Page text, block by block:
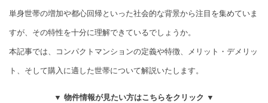
単身世帯の増加や都心回帰といった社会的な背景から注目を集めていま
すが、その特性を十分に理解できているでしょうか。
本記事では、コンパクトマンションの定義や特徴、メリット・デメリッ
ト、そして購入に適した世帯について解説いたします。
▼ 物件情報が見たい方はこちらをクリック ▼